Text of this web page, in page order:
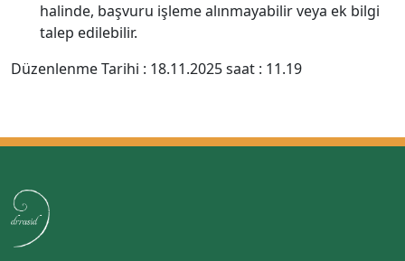
halinde, başvuru işleme alınmayabilir veya ek bilgi
talep edilebilir.
Düzenlenme Tarihi : 18.11.2025 saat : 11.19